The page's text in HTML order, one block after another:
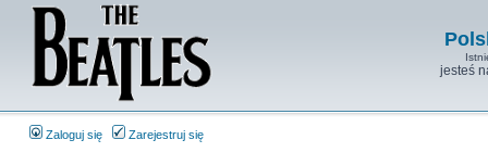
jesteś
Zaloguj się Zarejestruj się